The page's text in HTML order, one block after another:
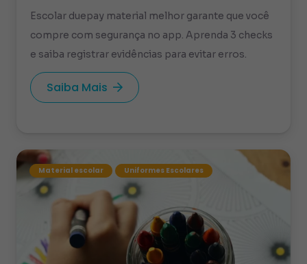
Escolar duepay material melhor garante que você
compre com segurança no app. Aprenda 3 checks
e saiba registrar evidências para evitar erros.
Saiba Mais
Material escolar Uniformes Escolares